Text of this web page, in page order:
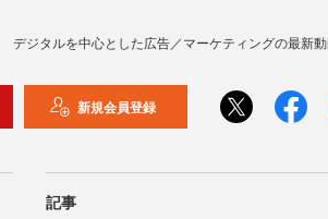
デジタルを中心とした広告／マーケティングの最新
新規会員登録
記事